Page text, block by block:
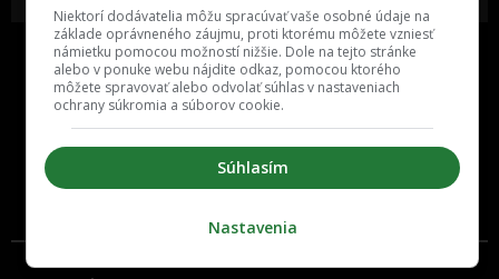
Inzercia Cenník
Niektorí dodávatelia môžu spracúvať vaše osobné údaje na
základe oprávneného záujmu, proti ktorému môžete vzniesť
námietku pomocou možností nižšie. Dole na tejto stránke
alebo v ponuke webu nájdite odkaz, pomocou ktorého
môžete spravovať alebo odvolať súhlas v nastaveniach
ochrany súkromia a súborov cookie.
Súhlasím
Nastavenia